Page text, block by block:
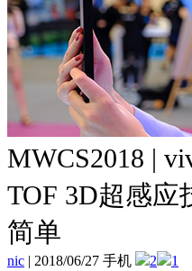
MWCS2018 |
TOF 3D超感应
简单
nic | 2018/06/27 手机 2
1